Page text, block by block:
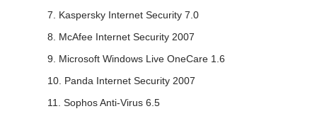
Kaspersky Internet Security 7.0
McAfee Internet Security 2007
Microsoft Windows Live OneCare 1.6
Panda Internet Security 2007
Sophos Anti-Virus 6.5